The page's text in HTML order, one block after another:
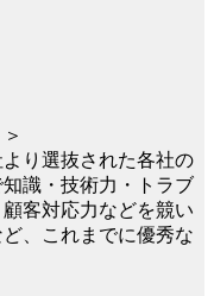
り選抜された各社の
識・技術力・トラブ
客対応力などを競い
、これまでに優秀な